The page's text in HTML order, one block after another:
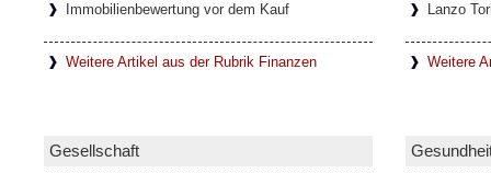
In den letzten Jahrzehnten haben sich
entwickelt, die oft auch nach
Immobilienbewertung vor dem Kauf
Weitere Artikel aus der Rubrik Finanzen
Lanzo
Weitere
Gesellschaft